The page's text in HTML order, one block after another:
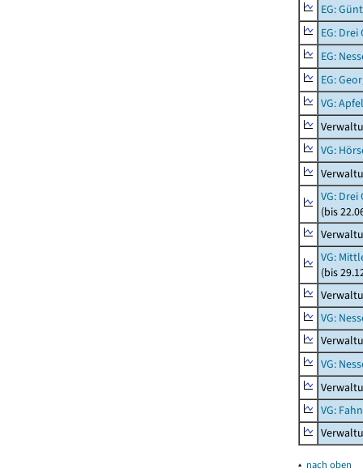
EG:
EG:
EG:
EG:
VG:
VG:
VG:
(bis
VG:
(bis
VG:
VG:
VG:
▴ nach oben